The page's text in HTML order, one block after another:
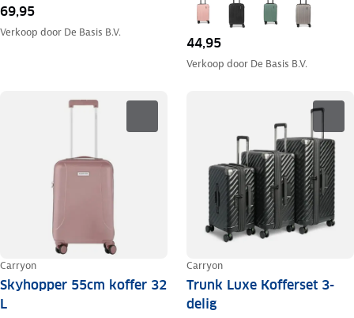
69,95
Verkoop door De Basis B.V.
44,95
Verkoop door De Basis B.V.
Carryon
Skyhopper 55cm koffer 32
L
Carryon
Trunk Luxe Kofferset 3-
delig